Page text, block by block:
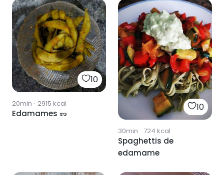
10
20min · 2915 kcal
Edamames 🥜
10
30min · 724 kcal
Spaghettis de
edamame